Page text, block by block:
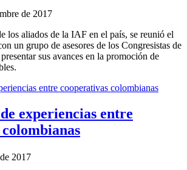
de 2017
los aliados de la IAF en el país, se reunió el
un grupo de asesores de los Congresistas de
sus avances en la promoción de
experiencias entre
2017